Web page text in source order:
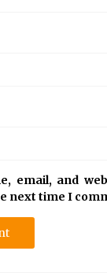
email, and
next time I